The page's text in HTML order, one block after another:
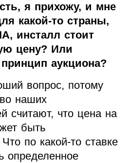
я прихожу, и мне
какой-то страны,
инсталл стоит
цену? Или
аукциона?
вопрос, потому
наших
считают, что цена на
быть
по какой-то ставке
определенное